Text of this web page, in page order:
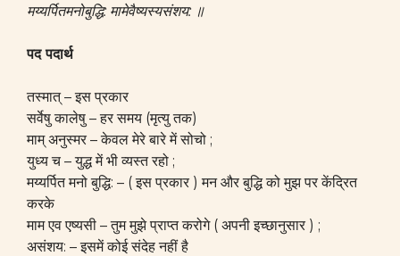
मय्यर्पितमनोबुद्धि: मामेवैष्यस्यसंशय: ॥
पद पदार्थ
तस्मात् – इस प्रकार
सर्वेषु कालेषु – हर समय (मृत्यु तक)
माम् अनुस्मर – केवल मेरे बारे में सोचो ;
युध्य च – युद्ध में भी व्यस्त रहो ;
मय्यर्पित मनो बुद्धि: – ( इस प्रकार ) मन और बुद्धि को मुझ पर केंद्रित
करके
माम एव एष्यसी – तुम मुझे प्राप्त करोगे ( अपनी इच्छानुसार ) ;
असंशय: – इसमें कोई संदेह नहीं है